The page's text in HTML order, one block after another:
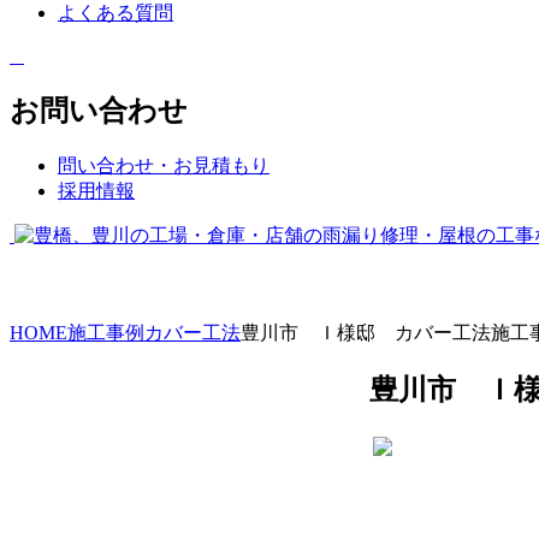
よくある質問
お問い合わせ
問い合わせ・お見積もり
採用情報
HOME施工事例 カバー工法豊川市 Ｉ様邸 カバー工法施工
豊川市 Ｉ